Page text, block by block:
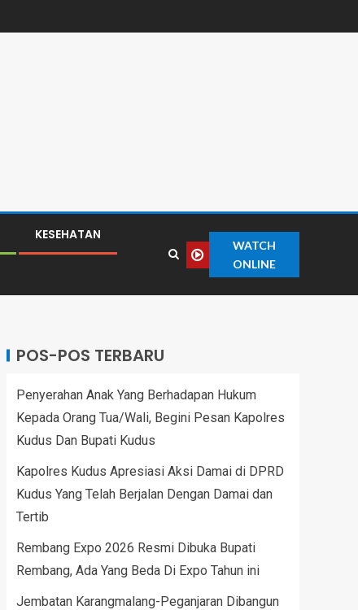
KESEHATAN
WATCH
ONLINE
POS-POS TERBARU
Penyerahan Anak Yang Berhadapan Hukum
Kepada Orang Tua/Wali, Begini Pesan Kapolres
Kudus Dan Bupati Kudus
Kapolres Kudus Apresiasi Aksi Damai di DPRD
Kudus Yang Telah Berjalan Dengan Damai dan
Tertib
Rembang Expo 2026 Resmi Dibuka Bupati
Rembang, Ada Yang Beda Di Expo Tahun ini
Jembatan Karangmalang-Peganjaran Dibangun